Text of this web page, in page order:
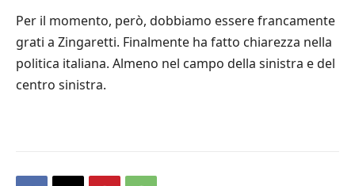
Per il momento, però, dobbiamo essere francamente
grati a Zingaretti. Finalmente ha fatto chiarezza nella
politica italiana. Almeno nel campo della sinistra e del
centro sinistra.